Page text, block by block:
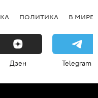
ПОЛИТИКА В МИРЕ
Дзен Telegram